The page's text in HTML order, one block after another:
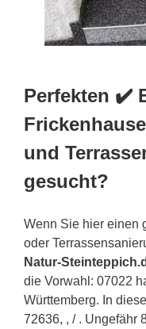
Perfekten ✔️
und
gesucht?
Wenn Sie hier einen
oder
Natur-
die Vorwahl: 07022
Württemberg. In
72636, , / . Ungefähr